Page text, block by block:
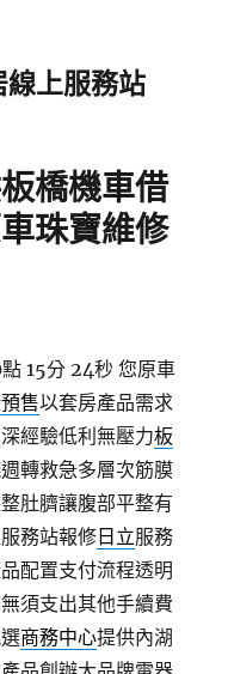
線上服務站
橋機車借
珠寶維修
15分 24秒 您原車
售以套房產品需求
經驗低利無壓力板
轉救急多層次筋膜
肚臍讓腹部平整有
務站報修日立服務
配置支付流程透明
須支出其他手續費
商務中心提供內湖